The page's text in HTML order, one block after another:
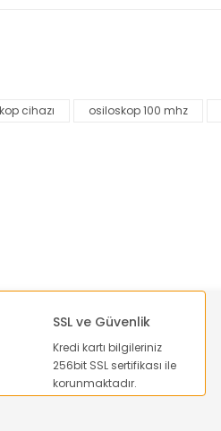
cihazı osiloskop 100 mhz
SSL ve Güvenlik
Kredi kartı bilgileriniz
256bit SSL sertifikası ile
korunmaktadır.